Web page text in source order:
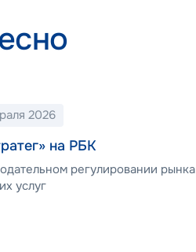
2026
на РБК
регулировании рынка
услуг